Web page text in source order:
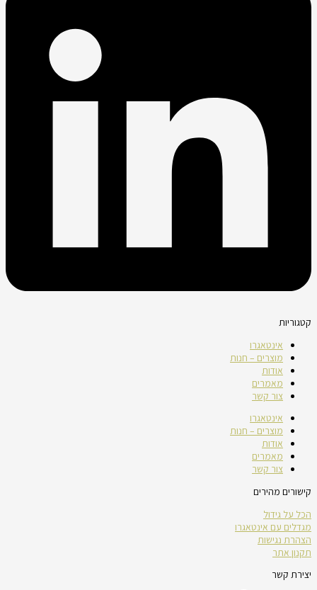
קטגוריות
אינטאגרו
מוצרים – חנות
אודות
מאמרים
צור קשר
אינטאגרו
מוצרים – חנות
אודות
מאמרים
צור קשר
קישורים מהירים
הכל על גידול
מגדלים עם אינטאגרו
הצהרת נגישות
תקנון אתר
יצירת קשר